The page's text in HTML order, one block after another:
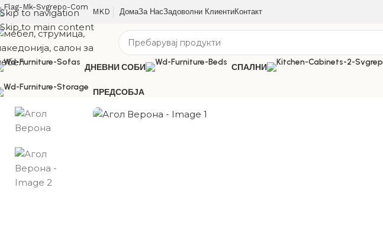
Skip to navigation
Skip to main content
MKD ДомаЗа НасЗадоволни КлиентиКонтакт
ДНЕВНИ СОБИ СПАЛНИ
ПРЕДСОБЈА